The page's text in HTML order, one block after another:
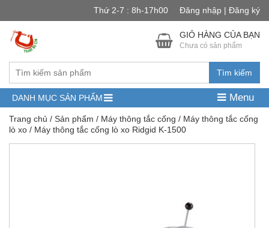
Thứ 2-7 : 8h-17h00 Đăng nhập | Đăng ký
Tìm kiếm
GIỎ HÀNG CỦA BẠN
Chưa có sản phẩm
DANH MỤC SẢN PHẨM Menu
Trang chủ / Sản phẩm / Máy thông tắc cống / Máy thông tắc cống
lò xo / Máy thông tắc cống lò xo Ridgid K-1500